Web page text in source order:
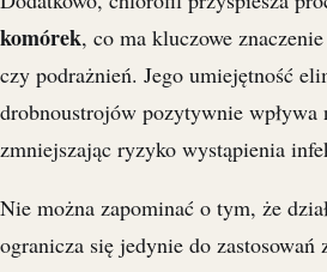
komórek, co ma kluczowe
czy podrażnień. Jego umiejętność
drobnoustrojów pozytywnie wpływa
zmniejszając ryzyko wystąpienia
Nie można zapominać o tym, że
ogranicza się jedynie do zastosowań